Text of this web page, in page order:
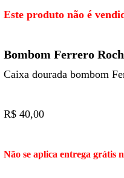
Este produto não é
Bombom Ferrero
Caixa dourada bombom
R$ 40,00
Não se aplica entrega grátis